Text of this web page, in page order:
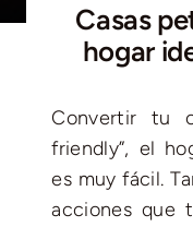
Casas
hogar
Convertir tu
friendly”, el
es muy fácil.
acciones que